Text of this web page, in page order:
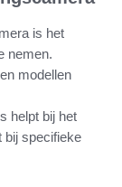
is het
nemen.
modellen
helpt bij het
bij specifieke